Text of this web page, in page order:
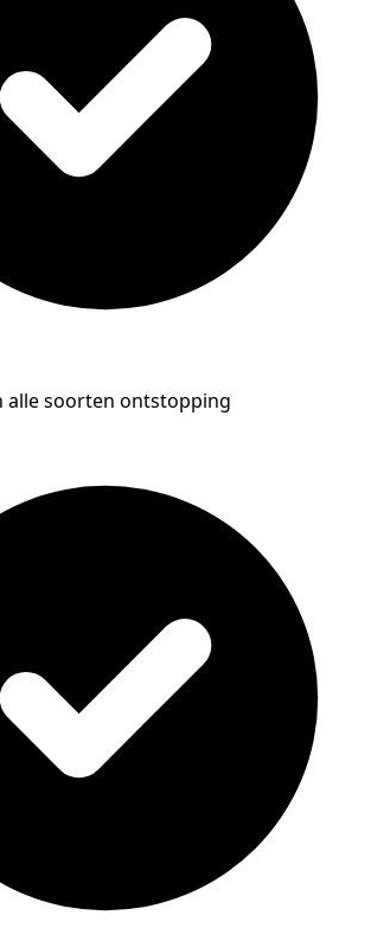
alle soorten ontstopping